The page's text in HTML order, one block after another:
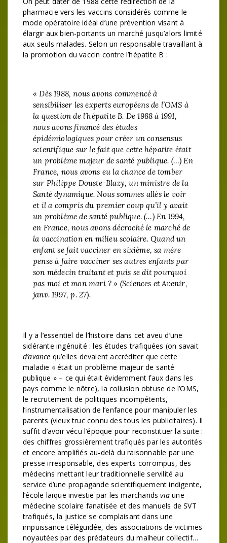
pharmacie vers les vaccins considérés comme le
mode opératoire idéal d’une prévention visant à
élargir aux bien-portants un marché jusqu’alors limité
aux seuls malades. Selon un responsable travaillant à
la promotion du vaccin contre l’hépatite B :
« Dès 1988, nous avons commencé à
sensibiliser les experts européens de l’OMS à
la question de l’hépatite B. De 1988 à 1991,
nous avons financé des études
épidémiologiques pour créer un consensus
scientifique sur le fait que cette hépatite était
un problème majeur de santé publique. (…) En
France, nous avons eu la chance de tomber
sur Philippe Douste-Blazy, un ministre de la
Santé dynamique. Nous sommes allés le voir
et il a compris du premier coup qu’il y avait
un problème de santé publique. (…) En 1994,
en France, nous avons décroché le marché de
la vaccination en milieu scolaire. Quand un
enfant se fait vacciner en sixième, sa mère
pense à faire vacciner ses autres enfants par
son médecin traitant et puis se dit pourquoi
pas moi et mon mari ? » (Sciences et Avenir,
janv. 1997, p. 27).
Il y a l’essentiel de l’histoire dans cet aveu d’une
sidérante ingénuité : les études trafiquées (on savait
d’avance qu’elles devaient accréditer que cette
maladie « était un problème majeur de santé
publique » – ce qui était évidemment faux dans les
pays comme le nôtre), la collusion obtuse de l’OMS,
le recrutement de politiques incompétents,
l’instrumentalisation de l’enfance pour manipuler les
parents (vieux truc connu des tous les publicitaires). Il
suffit d’avoir vécu l’époque pour reconstituer la suite :
des chiffres grossièrement trafiqués par les autorités
et encore amplifiés au-delà du raisonnable par une
presse irresponsable, des experts corrompus, des
médecins mettant leur traditionnelle servilité au
service d’une propagande scientifiquement indigente,
l’école laïque investie par les marchandsvia une
médecine scolaire fanatisée et des manuels de SVT
trafiqués, la justice se complaisant dans une
impuissance téléguidée, des associations de victimes
noyautées par des prédateurs du malheur collectif…